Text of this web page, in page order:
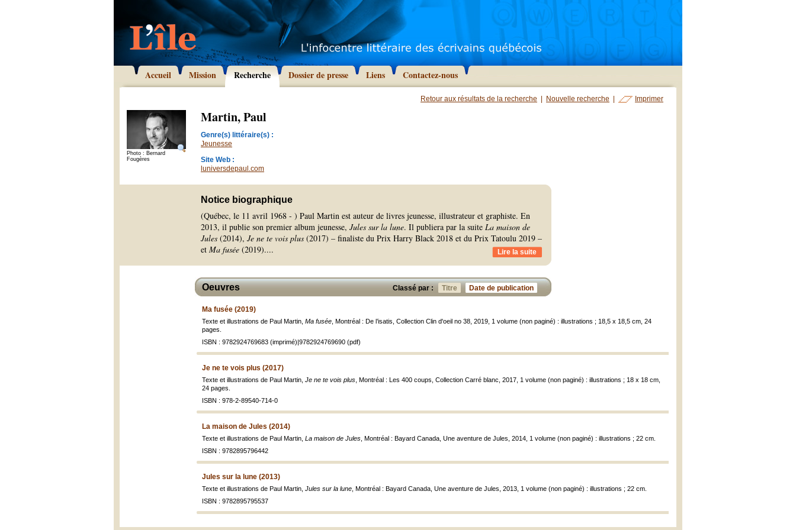
Accueil Mission Recherche Dossier de presse Liens Contactez-nous
Retour aux résultats de la recherche Nouvelle recherche Imprimer
Photo : Bernard
Fougères
Martin, Paul
Genre(s) littéraire(s) :
Jeunesse
Site Web :
luniversdepaul.com
Notice biographique
(Québec, le 11 avril 1968 - ) Paul Martin est auteur de livres jeunesse, illustrateur et graphiste. En
2013, il publie son premier album jeunesse, Jules sur la lune. Il publiera par la suite La maison de
Jules (2014), Je ne te vois plus (2017) – finaliste du Prix Harry Black 2018 et du Prix Tatoulu 2019 –
et Ma fusée (2019).... Lire la suite
Classé par : Titre Date de publication
Oeuvres
Ma fusée (2019)
Texte et illustrations de Paul Martin, Ma fusée , Montréal : De l’isatis, Collection Clin d'oeil no 38, 2019, 1 volume (non paginé) : illustrations ; 18,5 x 18,5 cm, 24
pages.
ISBN : 9782924769683 (imprimé)|9782924769690 (pdf)
Je ne te vois plus (2017)
Texte et illustrations de Paul Martin, Je ne te vois plus , Montréal : Les 400 coups, Collection Carré blanc, 2017, 1 volume (non paginé) : illustrations ; 18 x 18 cm,
24 pages.
ISBN : 978-2-89540-714-0
La maison de Jules (2014)
Texte et illustrations de Paul Martin, La maison de Jules , Montréal : Bayard Canada, Une aventure de Jules, 2014, 1 volume (non paginé) : illustrations ; 22 cm.
ISBN : 9782895796442
Jules sur la lune (2013)
Texte et illustrations de Paul Martin, Jules sur la lune , Montréal : Bayard Canada, Une aventure de Jules, 2013, 1 volume (non paginé) : illustrations ; 22 cm.
ISBN : 9782895795537